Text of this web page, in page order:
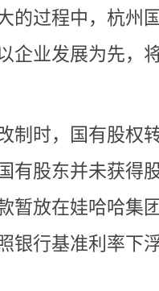
的过程中，杭州
企业发展为先，
制时，国有股权
有股东并未获得
暂放在娃哈哈集
银行基准利率下